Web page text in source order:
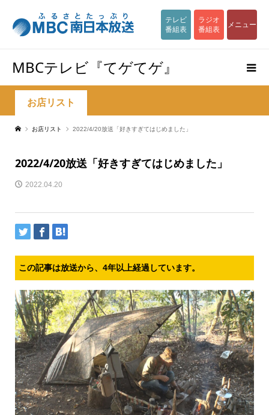
テレビ
番組表
ラジオ
番組表
メニュー
MBCテレビ『てゲてゲ』
お店リスト
お店リスト 2022/4/20放送「好きすぎてはじめました」
2022/4/20放送「好きすぎてはじめました」
2022.04.20
この記事は放送から、4年以上経過しています。